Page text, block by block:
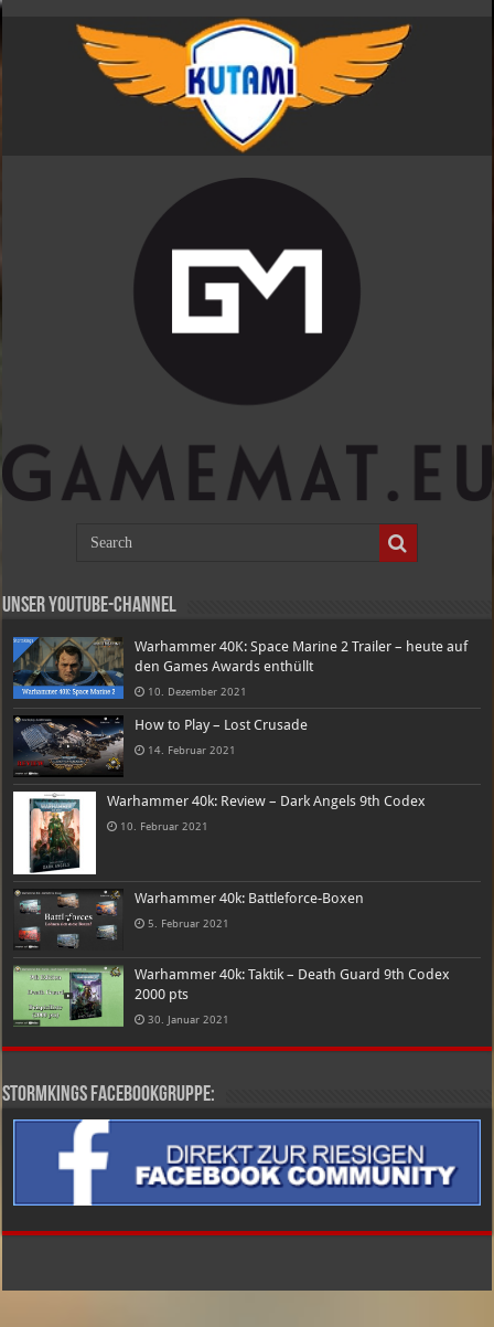
Unser Youtube-Channel
Warhammer 40K: Space Marine 2 Trailer – heute auf
den Games Awards enthüllt
10. Dezember 2021
How to Play – Lost Crusade
14. Februar 2021
Warhammer 40k: Review – Dark Angels 9th Codex
10. Februar 2021
Warhammer 40k: Battleforce-Boxen
5. Februar 2021
Warhammer 40k: Taktik – Death Guard 9th Codex
2000 pts
30. Januar 2021
Stormkings Facebookgruppe: